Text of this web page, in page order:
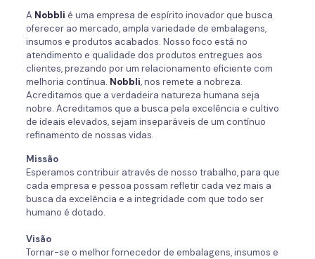
A Nobbli é uma empresa de espírito inovador que busca
oferecer ao mercado, ampla variedade de embalagens,
insumos e produtos acabados. Nosso foco está no
atendimento e qualidade dos produtos entregues aos
clientes, prezando por um relacionamento eficiente com
melhoria contínua. Nobbli, nos remete a nobreza.
Acreditamos que a verdadeira natureza humana seja
nobre. Acreditamos que a busca pela excelência e cultivo
de ideais elevados, sejam inseparáveis de um contínuo
refinamento de nossas vidas.
Missão
Esperamos contribuir através de nosso trabalho, para que
cada empresa e pessoa possam refletir cada vez mais a
busca da excelência e a integridade com que todo ser
humano é dotado.
Visão
Tornar-se o melhor fornecedor de embalagens, insumos e